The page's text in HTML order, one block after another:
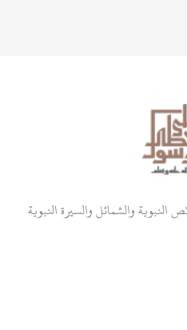
القرآن، أو أخذت سيرة
النبي ﷺ بمجامع قلبه. .
.إلخ.
النبوية والشمائل والسيرة النبوية